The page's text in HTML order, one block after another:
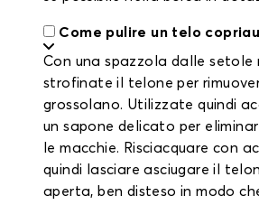
Come pulire un telo
Con una spazzola dalle setole
strofinate il telone per
grossolano. Utilizzate quindi
un sapone delicato per
le macchie. Risciacquare con
quindi lasciare asciugare il
aperta, ben disteso in modo